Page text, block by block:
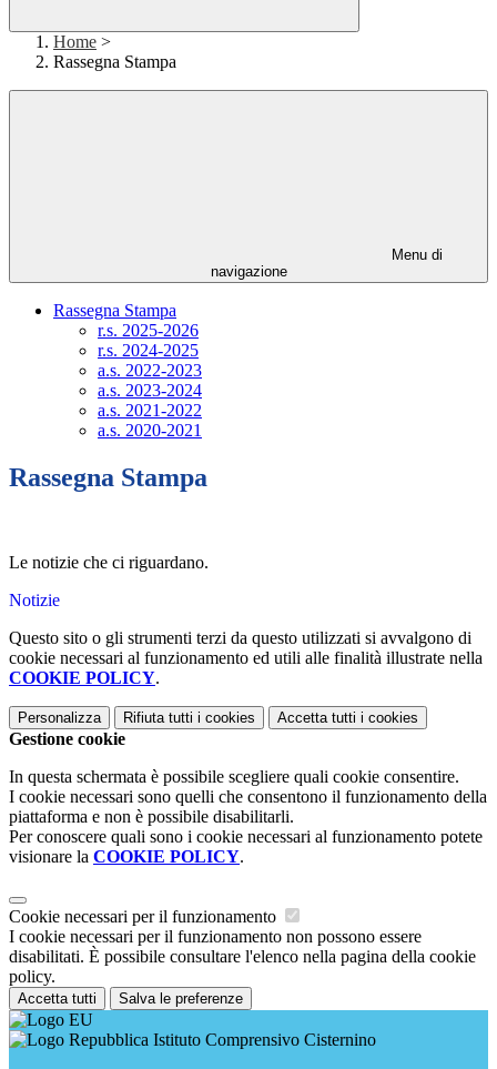
Home >
Rassegna Stampa
Menu di
navigazione
Rassegna Stampa
r.s. 2025-2026
r.s. 2024-2025
a.s. 2022-2023
a.s. 2023-2024
a.s. 2021-2022
a.s. 2020-2021
Rassegna Stampa
Le notizie che ci riguardano.
Notizie
Questo sito o gli strumenti terzi da questo utilizzati si avvalgono di
cookie necessari al funzionamento ed utili alle finalità illustrate nella
COOKIE POLICY.
Personalizza Rifiuta tutti i cookies Accetta tutti i cookies
Gestione cookie
In questa schermata è possibile scegliere quali cookie consentire.
I cookie necessari sono quelli che consentono il funzionamento della
piattaforma e non è possibile disabilitarli.
Per conoscere quali sono i cookie necessari al funzionamento potete
visionare la COOKIE POLICY.
Cookie necessari per il funzionamento
I cookie necessari per il funzionamento non possono essere
disabilitati. È possibile consultare l'elenco nella pagina della cookie
policy.
Accetta tutti Salva le preferenze
Istituto Comprensivo Cisternino